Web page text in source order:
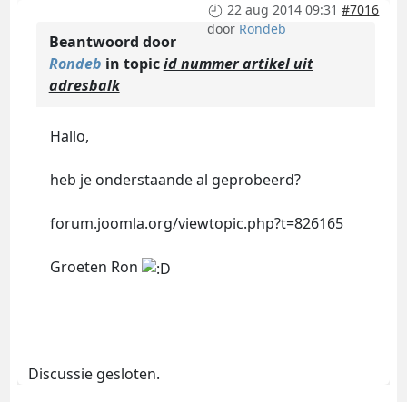
22 aug 2014 09:31 #7016
door Rondeb
Beantwoord door
Rondeb in topicid nummer artikel uit
adresbalk
Hallo,
heb je onderstaande al geprobeerd?
forum.joomla.org/viewtopic.php?t=826165
Groeten Ron
Discussie gesloten.